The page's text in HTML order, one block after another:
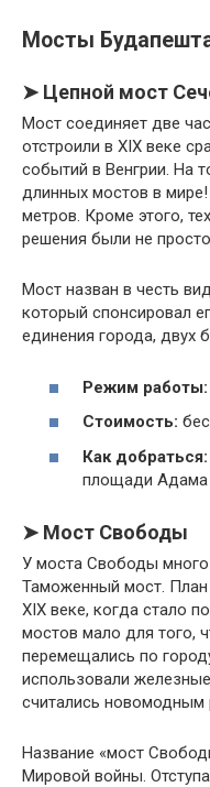
Мосты
➤ Цепной мост
Мост соединяет две
отстроили в XIX веке
событий в Венгрии. На
длинных мостов в мире!
метров. Кроме этого,
решения были не
Мост назван в честь
который спонсировал
единения города, двух
Режим работы:
Стоимость:
Как добраться:
площади Адама
➤ Мост Свободы
У моста Свободы
Таможенный мост. План
XIX веке, когда стало
мостов мало для того,
перемещались по
использовали
считались новомодным
Название «мост
Мировой войны.